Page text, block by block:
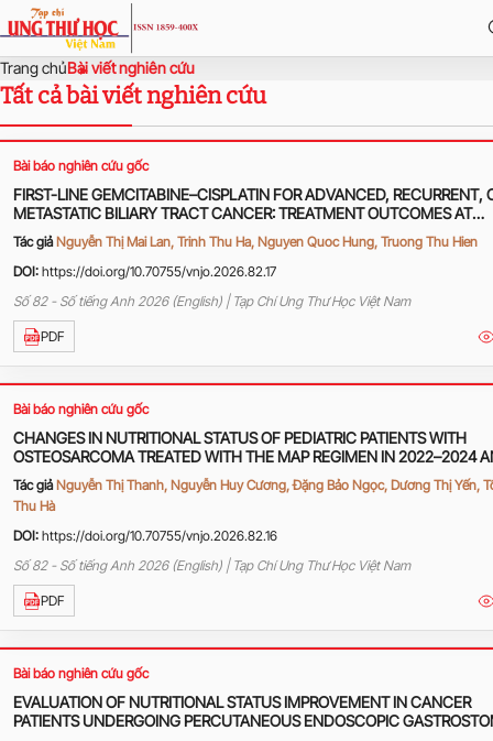
Trang chủBài viết nghiên cứu
Tất cả bài viết nghiên cứu
Bài báo nghiên cứu gốc
FIRST-LINE GEMCITABINE–CISPLATIN FOR ADVANCED, RECURRENT,
METASTATIC BILIARY TRACT CANCER: TREATMENT OUTCOMES AT
HANOI ONCOLOGY HOSPITAL
Tác giả Nguyễn Thị Mai Lan, Trinh Thu Ha, Nguyen Quoc Hung, Truong Thu Hien
DOI: https://doi.org/10.70755/vnjo.2026.82.17
Số 82 - Số tiếng Anh 2026 (English) | Tạp Chí Ung Thư Học Việt Nam
PDF
Bài báo nghiên cứu gốc
CHANGES IN NUTRITIONAL STATUS OF PEDIATRIC PATIENTS WITH
OSTEOSARCOMA TREATED WITH THE MAP REGIMEN IN 2022–2024
ASSOCIATED FACTORS
Tác giả Nguyễn Thị Thanh, Nguyễn Huy Cương, Đặng Bảo Ngọc, Dương Thị Yến,
Thu Hà
DOI: https://doi.org/10.70755/vnjo.2026.82.16
Số 82 - Số tiếng Anh 2026 (English) | Tạp Chí Ung Thư Học Việt Nam
PDF
Bài báo nghiên cứu gốc
EVALUATION OF NUTRITIONAL STATUS IMPROVEMENT IN CANCER
PATIENTS UNDERGOING PERCUTANEOUS ENDOSCOPIC